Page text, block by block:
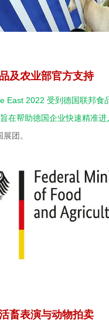
及农业部官方支持
East 2022 受到德国联邦食
在帮助德国企业快速精准进
团。
畜表演与动物拍卖